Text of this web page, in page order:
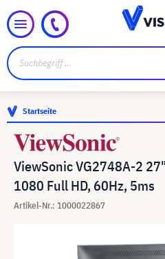
Startseite
ViewSonic VG2748A-2
1080 Full HD, 60Hz, 5ms
Artikel-Nr.: 1000022867